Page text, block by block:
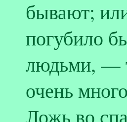
бывают;
погубило
людьми, —
очень
Ложь во